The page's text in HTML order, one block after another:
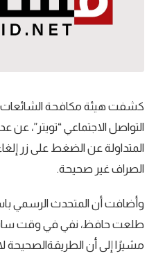
كشفت هيئة مكافحة
التواصل الاجتماعي “تويتر”،
المتداولة عن الضغط على زر
الصراف غير صحيحة.
وأضافت أن المتحدث الرسمي
طلعت حافظ، نفي في وقت
مشيرًا إلى أن الطريقةالصحيحة